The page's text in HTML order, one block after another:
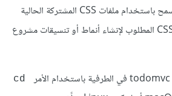
للمشاريع الجديدة، لكنه يسمح باستخدام ملفات CSS المشتركة الحالية
حتى لا نخمّن ما هو ملف CSS المطلوب لإنشاء أنماط أو تنسيقات مشروع
cd